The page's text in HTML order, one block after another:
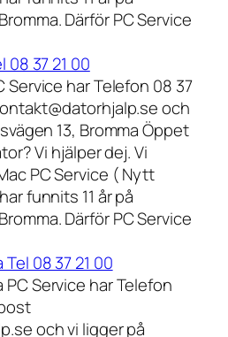
Därför PC Service
08 37 21 00
Service har Telefon 08 37
och
13, Bromma Öppet
Vi hjälper dej. Vi
PC Service ( Nytt
funnits 11 år på
Därför PC Service
08 37 21 00
PC Service har Telefon
och vi ligger på